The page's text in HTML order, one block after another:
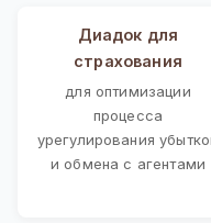
Диадок для
страхования
для оптимизации
процесса
урегулирования
и обмена с агентами